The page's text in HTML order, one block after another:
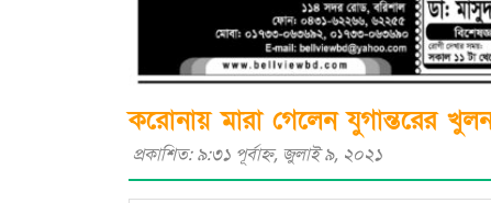
ক‌রোনায় মারা গে‌লেন যুগান্তরের
প্রকাশিত: ৯:৩১ পূর্বাহ্ণ, জুলাই ৯, ২০২১